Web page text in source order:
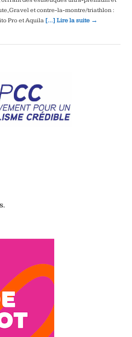
Gravel et contre‑la‑montre/triathlon :
Pro et Aquila […] Lire la suite →